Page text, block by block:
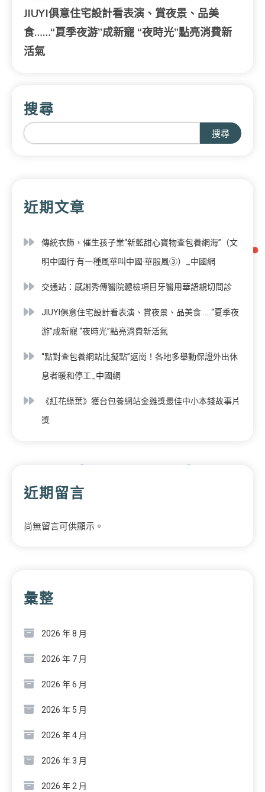
JIUYI俱意住宅設計看表演、賞夜景、品美
食……“夏季夜游”成新寵 “夜時光”點亮消費新
活氣
搜尋
搜尋
近期文章
傳統衣飾，催生孩子業“新藍甜心寶物查包養網海”（文
明中國行·有一種風華叫中國·華服風③）_中國網
交通站：感謝秀傳醫院體檢項目牙醫用華語親切問診
JIUYI俱意住宅設計看表演、賞夜景、品美食……“夏季夜
游”成新寵 “夜時光”點亮消費新活氣
“點對查包養網站比擬點”返崗！各地多舉動保證外出休
息者暖和停工_中國網
《紅花綠葉》獲台包養網站金雞獎最佳中小本錢故事片
獎
近期留言
尚無留言可供顯示。
彙整
2026 年 8 月
2026 年 7 月
2026 年 6 月
2026 年 5 月
2026 年 4 月
2026 年 3 月
2026 年 2 月